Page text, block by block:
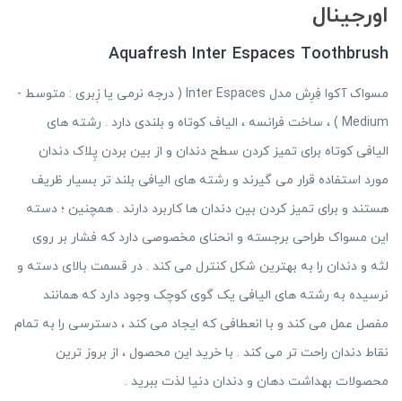
اورجینال
Aquafresh Inter Espaces Toothbrush
مسواک آکوا فِرِش مدل Inter Espaces ( درجه نرمی یا زِبری : متوسط -
Medium ) ، ساخت فرانسه ، الیاف کوتاه و بلندی دارد . رشته های
الیافی کوتاه برای تمیز کردن سطح دندان و از بین بردن پِلاک دندان
مورد استفاده قرار می گیرند و رشته های الیافی بلند تر بسیار ظریف
هستند و برای تمیز کردن بین دندان ها کاربرد دارند . همچنین ؛ دسته
این مسواک طراحی برجسته و انحنای مخصوصی دارد که فشار بر روی
لثه و دندان را به بهترین شکل کنترل می کند . در قسمت بالای دسته و
نرسیده به رشته های الیافی یک گوی کوچک وجود دارد که همانند
مفصل عمل می کند و با انعطافی که ایجاد می کند ، دسترسی را به تمام
نقاط دندان راحت تر می کند . با خرید این محصول ، از بروز ترین
محصولات بهداشت دهان و دندان دنیا لذت ببرید .